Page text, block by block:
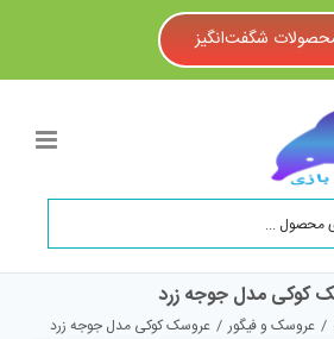
شگفت‌انگیز
کوکی مدل جوجه زرد
/ عروسک و فیگور / عروسک کوکی مدل جوجه زرد